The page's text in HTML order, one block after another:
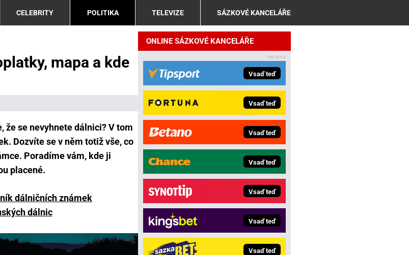
CELEBRITY POLITIKA TELEVIZE SÁZKOVÉ KANCELÁŘE
mapa a kde
že se nevyhnete dálnici? V tom
Dozvíte se v něm totiž vše, co
Poradíme vám, kde ji
placené.
dálničních známek
dálnic
ONLINE SÁZKOVÉ KANCELÁŘE
Vsaď teď
Vsaď teď
Vsaď teď
Vsaď teď
Vsaď teď
Vsaď teď
Vsaď teď